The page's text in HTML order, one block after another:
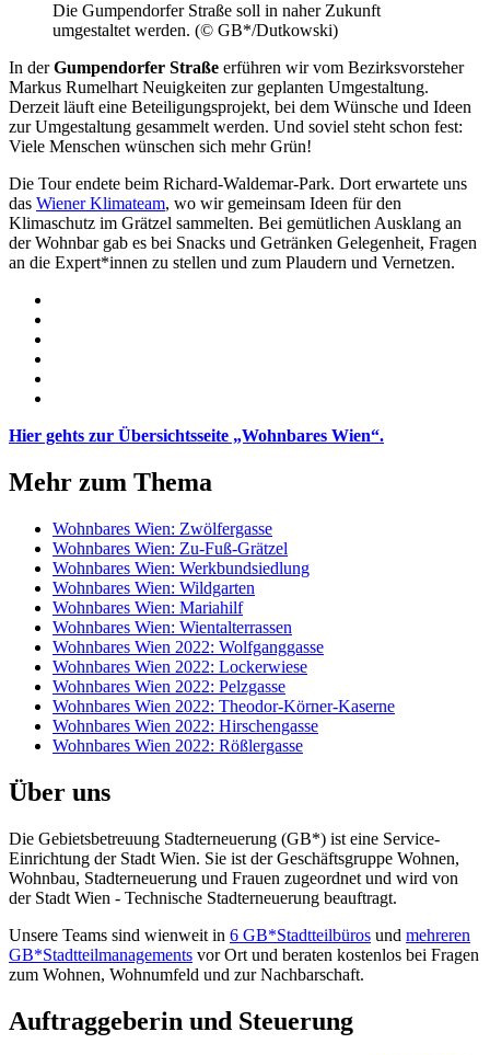
Die Gumpendorfer Straße soll in naher Zukunft
umgestaltet werden. (© GB*/Dutkowski)
In derGumpendorfer Straße erführen wir vom Bezirksvorsteher
Markus Rumelhart Neuigkeiten zur geplanten Umgestaltung.
Derzeit läuft eine Beteiligungsprojekt, bei dem Wünsche und Ideen
zur Umgestaltung gesammelt werden. Und soviel steht schon fest:
Viele Menschen wünschen sich mehr Grün!
Die Tour endete beim Richard-Waldemar-Park. Dort erwartete uns
das Wiener Klimateam, wo wir gemeinsam Ideen für den
Klimaschutz im Grätzel sammelten. Bei gemütlichen Ausklang an
der Wohnbar gab es bei Snacks und Getränken Gelegenheit, Fragen
an die Expert*innen zu stellen und zum Plaudern und Vernetzen.
Hier gehts zur Übersichtsseite „Wohnbares Wien“.
Mehr zum Thema
Wohnbares Wien: Zwölfergasse
Wohnbares Wien: Zu-Fuß-Grätzel
Wohnbares Wien: Werkbundsiedlung
Wohnbares Wien: Wildgarten
Wohnbares Wien: Mariahilf
Wohnbares Wien: Wientalterrassen
Wohnbares Wien 2022: Wolfganggasse
Wohnbares Wien 2022: Lockerwiese
Wohnbares Wien 2022: Pelzgasse
Wohnbares Wien 2022: Theodor-Körner-Kaserne
Wohnbares Wien 2022: Hirschengasse
Wohnbares Wien 2022: Rößlergasse
Über uns
Die Gebietsbetreuung Stadterneuerung (GB*) ist eine Service-
Einrichtung der Stadt Wien. Sie ist der Geschäfts­gruppe Wohnen,
Wohnbau, Stadt­erneuerung und Frauen zugeordnet und wird von
der Stadt Wien - Technische Stadterneuerung beauftragt.
Unsere Teams sind wienweit in 6 GB*Stadtteilbüros und mehreren
GB*Stadtteilmanagements vor Ort und beraten kostenlos bei Fragen
zum Wohnen, Wohnumfeld und zur Nachbarschaft.
Auftraggeberin und Steuerung